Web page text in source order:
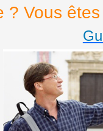
? Vous